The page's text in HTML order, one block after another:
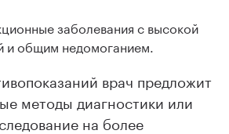
заболевания с высокой
и общим недомоганием.
врач предложит
методы диагностики или
на более